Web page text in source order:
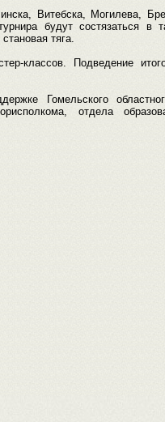
Витебска, Могилева,
будут состязаться в
тяга.
классов. Подведение
Гомельского
отдела